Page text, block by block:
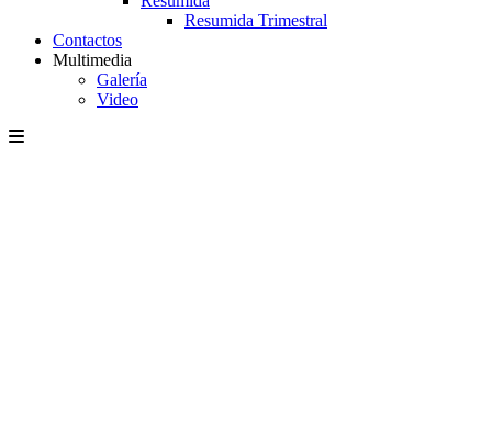
Resumida Trimestral
Contactos
Multimedia
Galería
Video